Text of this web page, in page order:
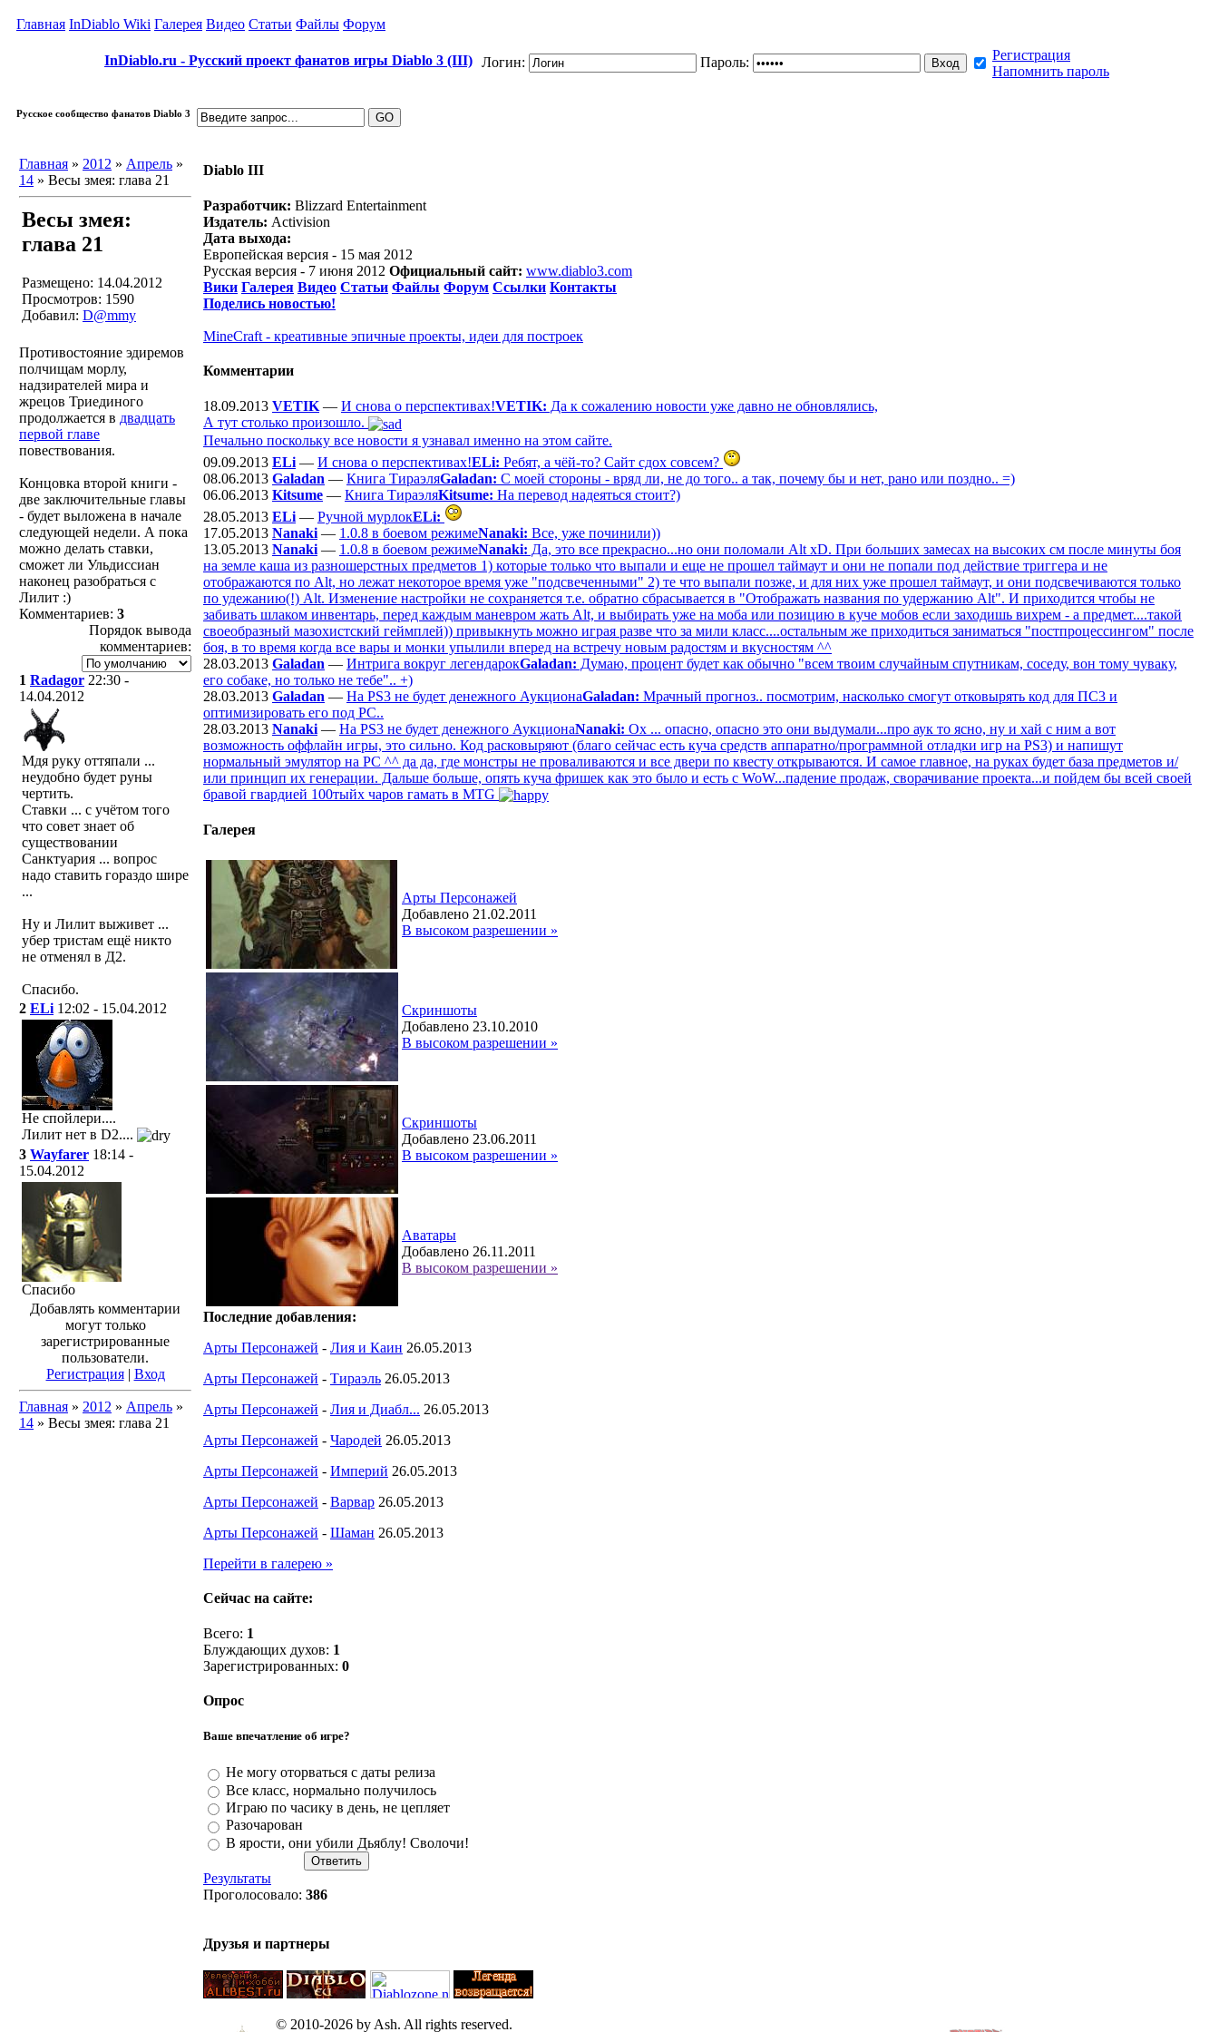
Главная InDiablo Wiki Галерея Видео Статьи Файлы Форум
InDiablo.ru - Русский проект фанатов игры Diablo 3 (III) Логин: Пароль:
Регистрация
Напомнить пароль
Русское сообщество фанатов Diablo 3
Главная » 2012 » Апрель »
14 » Весы змея: глава 21
Весы змея:
глава 21
Размещено: 14.04.2012
Просмотров: 1590
Добавил: D@mmy
Противостояние эдиремов
полчищам морлу,
надзирателей мира и
жрецов Триединого
продолжается в двадцать
первой главе
повествования.
Концовка второй книги -
две заключительные главы
- будет выложена в начале
следующей недели. А пока
можно делать ставки,
сможет ли Ульдиссиан
наконец разобраться с
Лилит :)
Комментариев: 3
Порядок вывода
комментариев:
1 Radagor 22:30 -
14.04.2012
Мдя руку оттяпали ...
неудобно будет руны
чертить.
Ставки ... с учётом того
что совет знает об
существовании
Санктуария ... вопрос
надо ставить гораздо шире
...
Ну и Лилит выживет ...
убер тристам ещё никто
не отменял в Д2.
Спасибо.
2 ELi 12:02 - 15.04.2012
Не спойлери....
Лилит нет в D2....
3 Wayfarer 18:14 -
15.04.2012
Спасибо
Добавлять комментарии
могут только
зарегистрированные
пользователи.
Регистрация| Вход
Главная » 2012 » Апрель »
14 » Весы змея: глава 21
Diablo III
Разработчик: Blizzard Entertainment
Издатель: Activision
Дата выхода:
Европейская версия - 15 мая 2012
Русская версия - 7 июня 2012 Официальный сайт: www.diablo3.com
Вики Галерея Видео Статьи Файлы Форум Ссылки Контакты
Поделись новостью!
MineCraft - креативные эпичные проекты, идеи для построек
Комментарии
18.09.2013 VETIK — И снова о перспективах!VETIK: Да к сожалению новости уже давно не обновлялись,
А тут столько произошло.
Печально поскольку все новости я узнавал именно на этом сайте.
09.09.2013 ELi — И снова о перспективах!ELi: Ребят, а чёй-то? Сайт сдох совсем?
08.06.2013 Galadan — Книга ТираэляGaladan: С моей стороны - вряд ли, не до того.. а так, почему бы и нет, рано или поздно.. =)
06.06.2013 Kitsume — Книга ТираэляKitsume: На перевод надеяться стоит?)
28.05.2013 ELi — Ручной мурлокELi:
17.05.2013 Nanaki — 1.0.8 в боевом режимеNanaki: Все, уже починили))
13.05.2013 Nanaki — 1.0.8 в боевом режимеNanaki: Да, это все прекрасно...но они поломали Alt xD. При больших замесах на высоких см после минуты боя
на земле каша из разношерстных предметов 1) которые только что выпали и еще не прошел таймаут и они не попали под действие триггера и не
отображаются по Alt, но лежат некоторое время уже "подсвеченными" 2) те что выпали позже, и для них уже прошел таймаут, и они подсвечиваются только
по удежанию(!) Alt. Изменение настройки не сохраняется т.е. обратно сбрасывается в "Отображать названия по удержанию Alt". И приходится чтобы не
забивать шлаком инвентарь, перед каждым маневром жать Alt, и выбирать уже на моба или позицию в куче мобов если заходишь вихрем - а предмет....такой
своеобразный мазохистский геймплей)) привыкнуть можно играя разве что за мили класс....остальным же приходиться заниматься "постпроцессингом" после
боя, в то время когда все вары и монки упылили вперед на встречу новым радостям и вкусностям ^^
28.03.2013 Galadan — Интрига вокруг легендарокGaladan: Думаю, процент будет как обычно "всем твоим случайным спутникам, соседу, вон тому чуваку,
его собаке, но только не тебе".. +)
28.03.2013 Galadan — На PS3 не будет денежного АукционаGaladan: Мрачный прогноз.. посмотрим, насколько смогут отковырять код для ПС3 и
оптимизировать его под РС..
28.03.2013 Nanaki — На PS3 не будет денежного АукционаNanaki: Ох ... опасно, опасно это они выдумали...про аук то ясно, ну и хай с ним а вот
возможность оффлайн игры, это сильно. Код расковыряют (благо сейчас есть куча средств аппаратно/программной отладки игр на PS3) и напишут
нормальный эмулятор на PC ^^ да да, где монстры не проваливаются и все двери по квесту открываются. И самое главное, на руках будет база предметов и/
или принцип их генерации. Дальше больше, опять куча фришек как это было и есть с WoW...падение продаж, сворачивание проекта...и пойдем бы всей своей
бравой гвардией 100тыйх чаров гамать в MTG
Галерея
Арты Персонажей
Добавлено 21.02.2011
В высоком разрешении »
Скриншоты
Добавлено 23.10.2010
В высоком разрешении »
Скриншоты
Добавлено 23.06.2011
В высоком разрешении »
Аватары
Добавлено 26.11.2011
В высоком разрешении »
Последние добавления:
Арты Персонажей - Лия и Каин 26.05.2013
Арты Персонажей - Тираэль 26.05.2013
Арты Персонажей - Лия и Диабл... 26.05.2013
Арты Персонажей - Чародей 26.05.2013
Арты Персонажей - Империй 26.05.2013
Арты Персонажей - Варвар 26.05.2013
Арты Персонажей - Шаман 26.05.2013
Перейти в галерею »
Сейчас на сайте:
Всего: 1
Блуждающих духов: 1
Зарегистрированных: 0
Опрос
Ваше впечатление об игре?
Не могу оторваться с даты релиза
Все класс, нормально получилось
Играю по часику в день, не цепляет
Разочарован
В ярости, они убили Дьяблу! Сволочи!
Результаты
Проголосовало: 386
Друзья и партнеры
© 2010-2026 by Ash. All rights reserved.